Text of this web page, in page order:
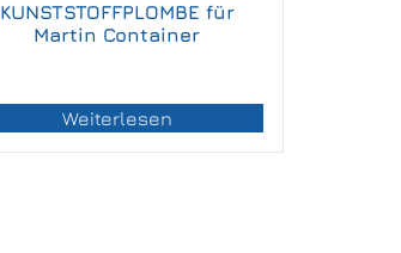
KUNSTSTOFFPLOMBE für
Martin Container
Weiterlesen